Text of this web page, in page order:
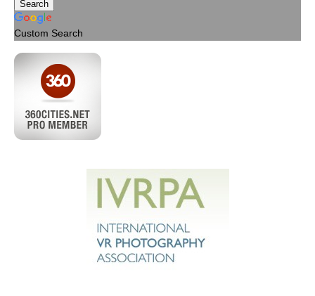
Custom Search